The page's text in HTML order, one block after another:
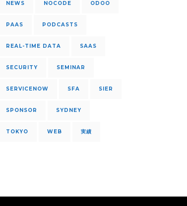
NEWS NOCODE ODOO
PAAS PODCASTS
REAL-TIME DATA SAAS
SECURITY SEMINAR
SERVICENOW SFA SIER
SPONSOR SYDNEY
TOKYO WEB 実績